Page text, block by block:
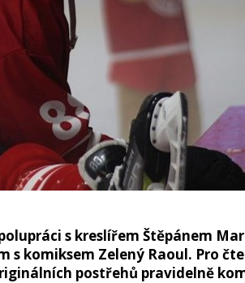
s kreslířem Štěpánem
s komiksem Zelený Raoul. Pro
postřehů pravidelně